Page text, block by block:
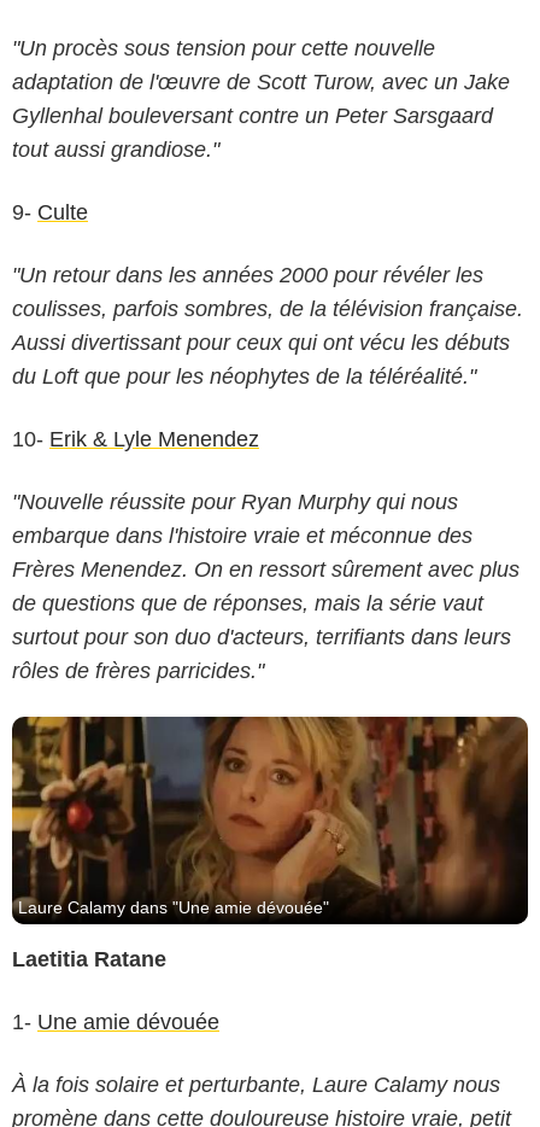
"Un procès sous tension pour cette nouvelle
adaptation de l'œuvre de Scott Turow, avec un Jake
Gyllenhal bouleversant contre un Peter Sarsgaard
tout aussi grandiose."
9- Culte
"Un retour dans les années 2000 pour révéler les
coulisses, parfois sombres, de la télévision française.
Aussi divertissant pour ceux qui ont vécu les débuts
du Loft que pour les néophytes de la téléréalité."
10- Erik & Lyle Menendez
"Nouvelle réussite pour Ryan Murphy qui nous
embarque dans l'histoire vraie et méconnue des
Frères Menendez. On en ressort sûrement avec plus
de questions que de réponses, mais la série vaut
surtout pour son duo d'acteurs, terrifiants dans leurs
rôles de frères parricides."
Laure Calamy dans "Une amie dévouée"
Laetitia Ratane
1- Une amie dévouée
À la fois solaire et perturbante, Laure Calamy nous
promène dans cette douloureuse histoire vraie, petit